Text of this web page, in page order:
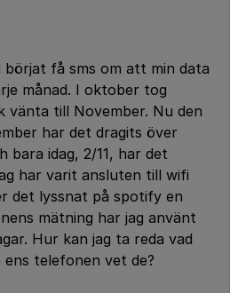
få sms om att min data
månad. I oktober tog
vänta till November. Nu den
har det dragits över
bara idag, 2/11, har det
har varit ansluten till wifi
det lyssnat på spotify en
mätning har jag använt
Hur kan jag ta reda vad
telefonen vet de?